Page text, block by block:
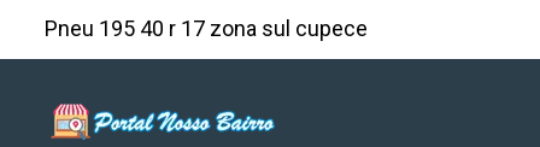
Pneu 195 40 r 17 zona sul cupece